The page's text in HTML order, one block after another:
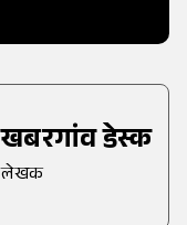
खबरगांव डेस्क
लेखक